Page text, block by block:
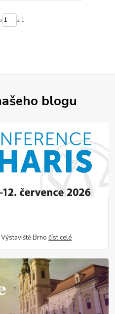
z 1
blogu
Výstaviště Brnočíst celé